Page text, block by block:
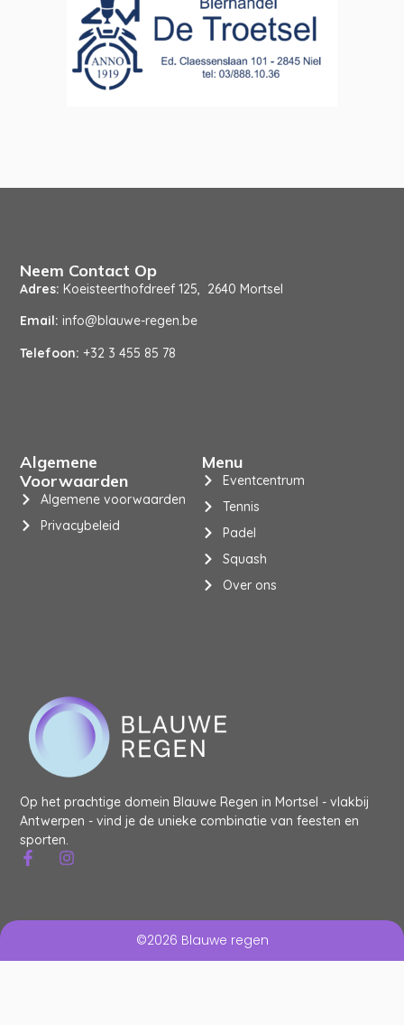
Op het prachtige domein Blauwe Regen in Mortsel - vlakbij
Antwerpen - vind je de unieke combinatie van feesten en
sporten.
Menu
Eventcentrum
Tennis
Padel
Squash
Over ons
Algemene
Voorwaarden
Algemene voorwaarden
Privacybeleid
Neem Contact Op
Adres: Koeisteerthofdreef 125, 2640 Mortsel
Email:info@blauwe-regen.be
Telefoon:+32 3 455 85 78
©2026 Blauwe regen